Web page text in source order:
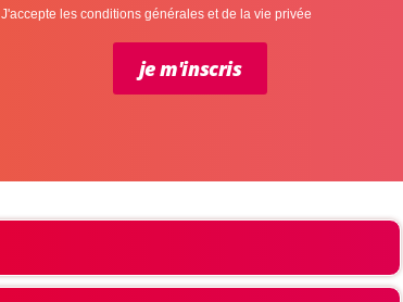
J'accepte les conditions générales et de la vie privée
je m'inscris